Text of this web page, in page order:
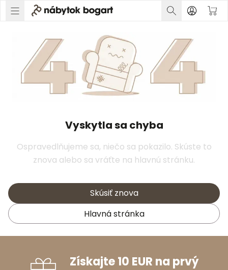
Vyskytla sa chyba
Ospravedlňujeme sa, niečo sa pokazilo. Skúste to
znova alebo sa vráťte na hlavnú stránku.
Skúsiť znova
Hlavná stránka
Získajte 10 EUR na prvý